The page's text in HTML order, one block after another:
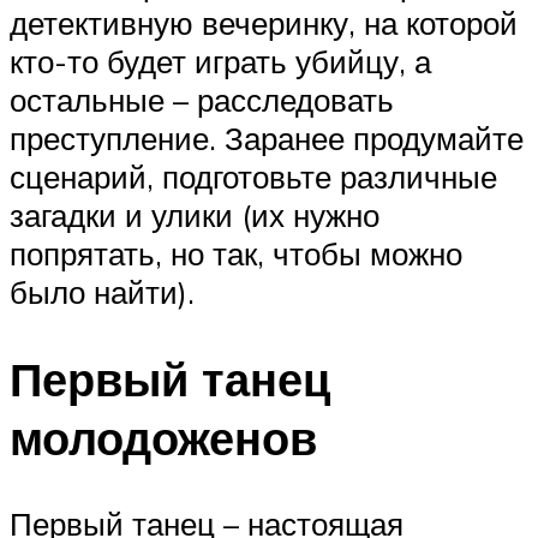
детективную вечеринку, на которой
кто-то будет играть убийцу, а
остальные – расследовать
преступление. Заранее продумайте
сценарий, подготовьте различные
загадки и улики (их нужно
попрятать, но так, чтобы можно
было найти).
Первый танец
молодоженов
Первый танец – настоящая